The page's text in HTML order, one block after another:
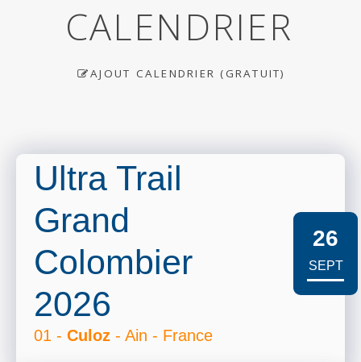
CALENDRIER
AJOUT CALENDRIER (GRATUIT)
Ultra Trail
Grand
Colombier
2026
01 - Culoz - Ain - France
26
SEPT